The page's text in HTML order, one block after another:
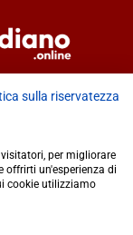
Falcisulla riservatezza
per migliorare
offrirti un'esperienza di
cookie utilizziamo